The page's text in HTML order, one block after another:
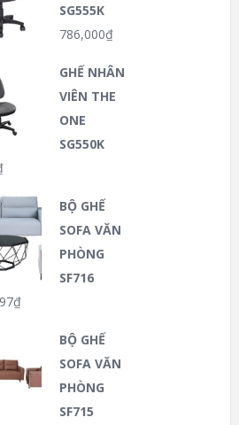
SG555K
786,000₫
GHẾ NHÂN
VIÊN THE
ONE
SG550K
BỘ GHẾ
SOFA VĂN
PHÒNG
SF716
₫
BỘ GHẾ
SOFA VĂN
PHÒNG
SF715